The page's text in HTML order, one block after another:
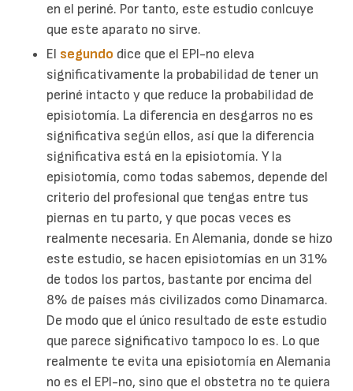
en el periné. Por tanto, este estudio conlcuye
que este aparato no sirve.
El segundo dice que el EPI-no eleva
significativamente la probabilidad de tener un
periné intacto y que reduce la probabilidad de
episiotomía. La diferencia en desgarros no es
significativa según ellos, así que la diferencia
significativa está en la episiotomía. Y la
episiotomía, como todas sabemos, depende del
criterio del profesional que tengas entre tus
piernas en tu parto, y que pocas veces es
realmente necesaria. En Alemania, donde se hizo
este estudio, se hacen episiotomías en un 31%
de todos los partos, bastante por encima del
8% de países más civilizados como Dinamarca.
De modo que el único resultado de este estudio
que parece significativo tampoco lo es. Lo que
realmente te evita una episiotomía en Alemania
no es el EPI-no, sino que el obstetra no te quiera